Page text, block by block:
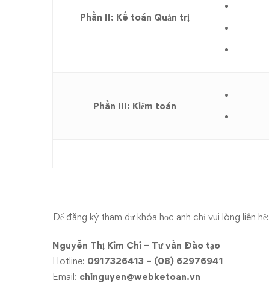
Phần II: Kế toán Quản trị
Phần III: Kiểm toán
Để đăng ký tham dự khóa học anh chị vui lòng liên hệ:
Nguyễn Thị Kim Chi – Tư vấn Đào tạo
Hotline: 0917326413 – (08) 62976941
Email: chinguyen@webketoan.vn